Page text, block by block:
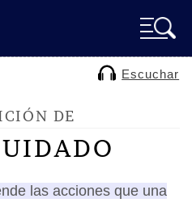
Escuchar
DE
las acciones que una